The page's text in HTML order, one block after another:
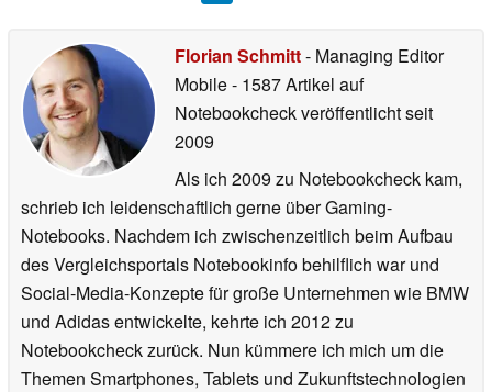
Florian Schmitt- Managing Editor
Mobile- 1587 Artikel auf
Notebookcheck veröffentlichtseit
2009
Als ich 2009 zu Notebookcheck kam,
schrieb ich leidenschaftlich gerne über Gaming-
Notebooks. Nachdem ich zwischenzeitlich beim Aufbau
des Vergleichsportals Notebookinfo behilflich war und
Social-Media-Konzepte für große Unternehmen wie BMW
und Adidas entwickelte, kehrte ich 2012 zu
Notebookcheck zurück. Nun kümmere ich mich um die
Themen Smartphones, Tablets und Zukunftstechnologien